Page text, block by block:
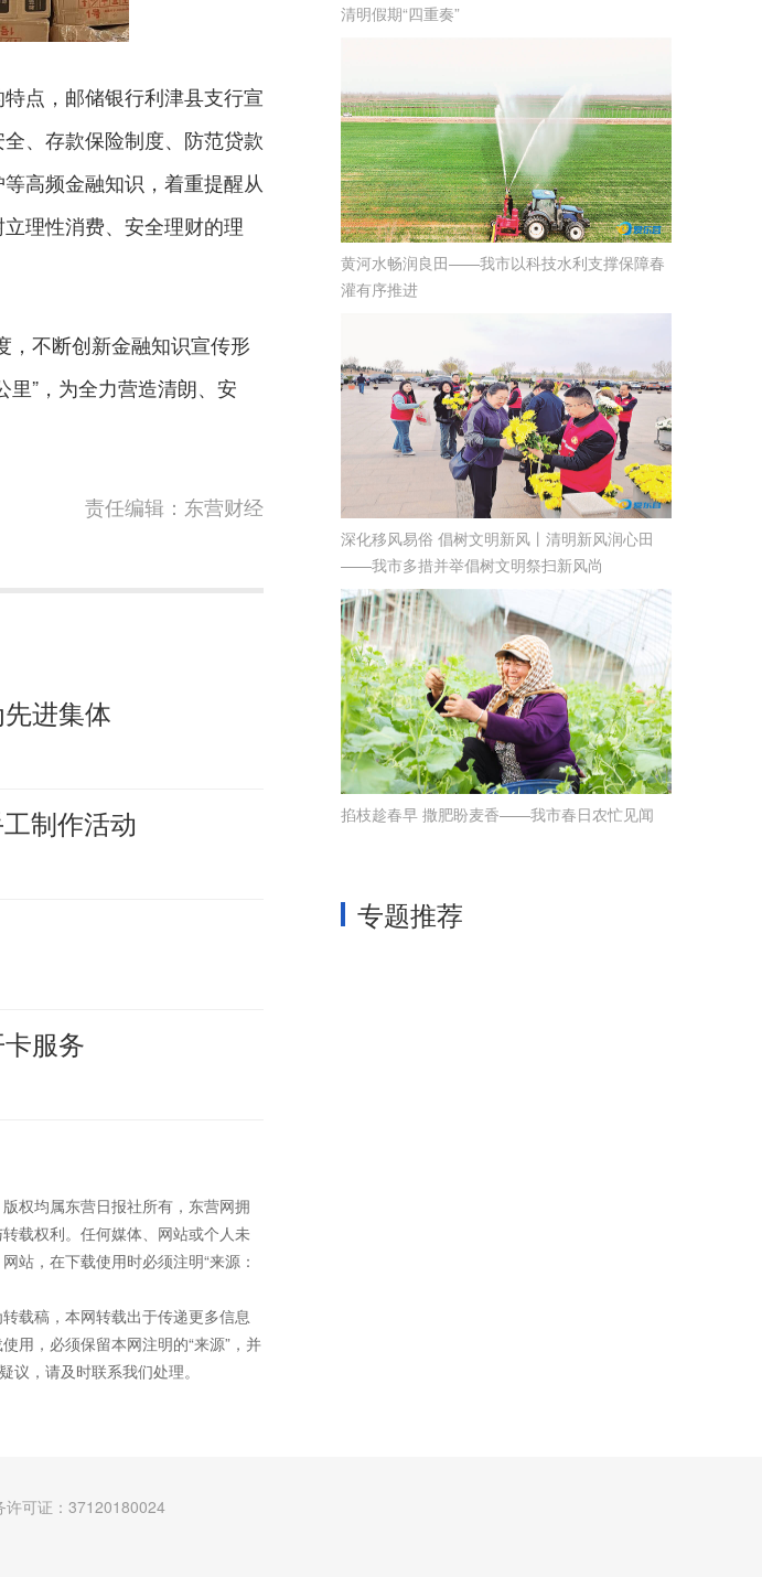
点，邮储银行利津县支行宣
、存款保险制度、防范贷款
高频金融知识，着重提醒从
理性消费、安全理财的理
不断创新金融知识宣传形
”，为全力营造清朗、安
责任编辑：东营财经
进集体
制作活动
服务
权均属东营日报社所有，东营网拥
载权利。任何媒体、网站或个人未
站，在下载使用时必须注明“来源：
载稿，本网转载出于传递更多信息
用，必须保留本网注明的“来源”，并
议，请及时联系我们处理。
清明假期“四重奏”
黄河水畅润良田——我市以科技水利支撑保障春
灌有序推进
深化移风易俗 倡树文明新风丨清明新风润心田
——我市多措并举倡树文明祭扫新风尚
掐枝趁春早 撒肥盼麦香——我市春日农忙见闻
专题推荐
许可证：37120180024